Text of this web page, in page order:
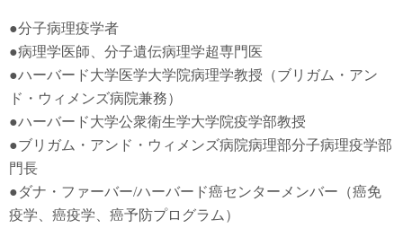
●分子病理疫学者
●病理学医師、分子遺伝病理学超専門医
●ハーバード大学医学大学院病理学教授（ブリガム・アン
ド・ウィメンズ病院兼務）
●ハーバード大学公衆衛生学大学院疫学部教授
●ブリガム・アンド・ウィメンズ病院病理部分子病理疫学部
門長
●ダナ・ファーバー/ハーバード癌センターメンバー（癌免
疫学
癌疫学 、癌予防プログラム）